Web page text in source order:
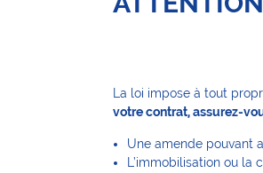
La loi impose à tout
votre contrat, assurez-
Une amende pouvant
L’immobilisation ou la